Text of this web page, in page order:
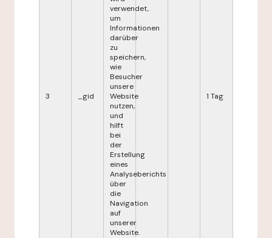
3 _gid
verwendet,
um
Informationen
darüber
zu
speichern,
wie
Besucher
unsere
Website
nutzen,
und
hilft
bei
der
Erstellung
eines
Analyseberichts
über
die
Navigation
auf
unserer
Website.
1 Tag